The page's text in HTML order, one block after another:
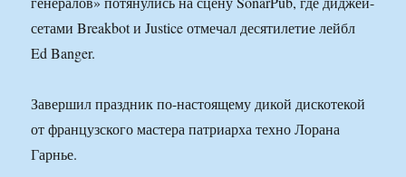
сетами Breakbot и Justice отмечал десятилетие лейбл
Ed Banger.
Завершил праздник по-настоящему дикой дискотекой
от французского мастера патриарха техно Лорана
Гарнье.